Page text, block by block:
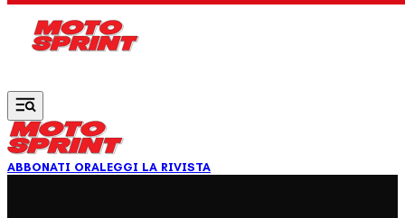
ABBONATI ORALEGGI LA RIVISTA